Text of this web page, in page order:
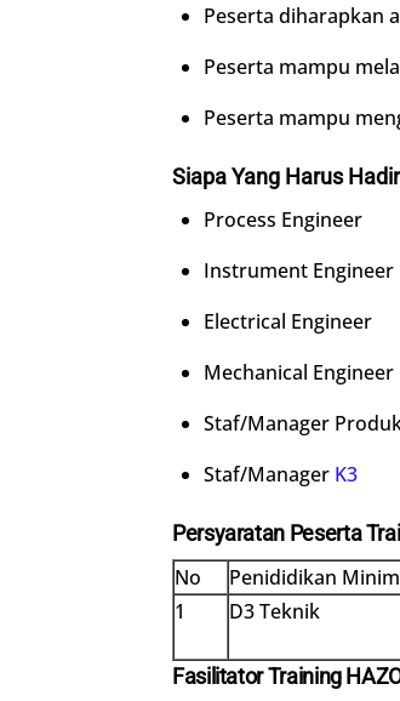
Peserta diharapkan
Peserta mampu
Peserta mampu
Siapa Yang Harus
Process Engineer
Instrument Engineer
Electrical Engineer
Mechanical Engineer
Staf/Manager
Staf/Manager K3
Persyaratan Peserta
No Penididikan
1
D3 Teknik
Fasilitator Training